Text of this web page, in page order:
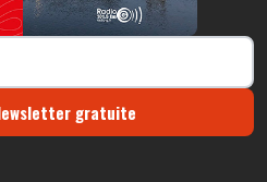
gratuite